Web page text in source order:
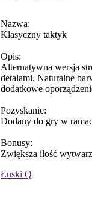
Nazwa:
Klasyczny taktyk
Opis:
Alternatywna wersja
detalami. Naturalne
dodatkowe
Pozyskanie:
Dodany do gry w
Bonusy:
Zwiększa ilość
Łuski Q